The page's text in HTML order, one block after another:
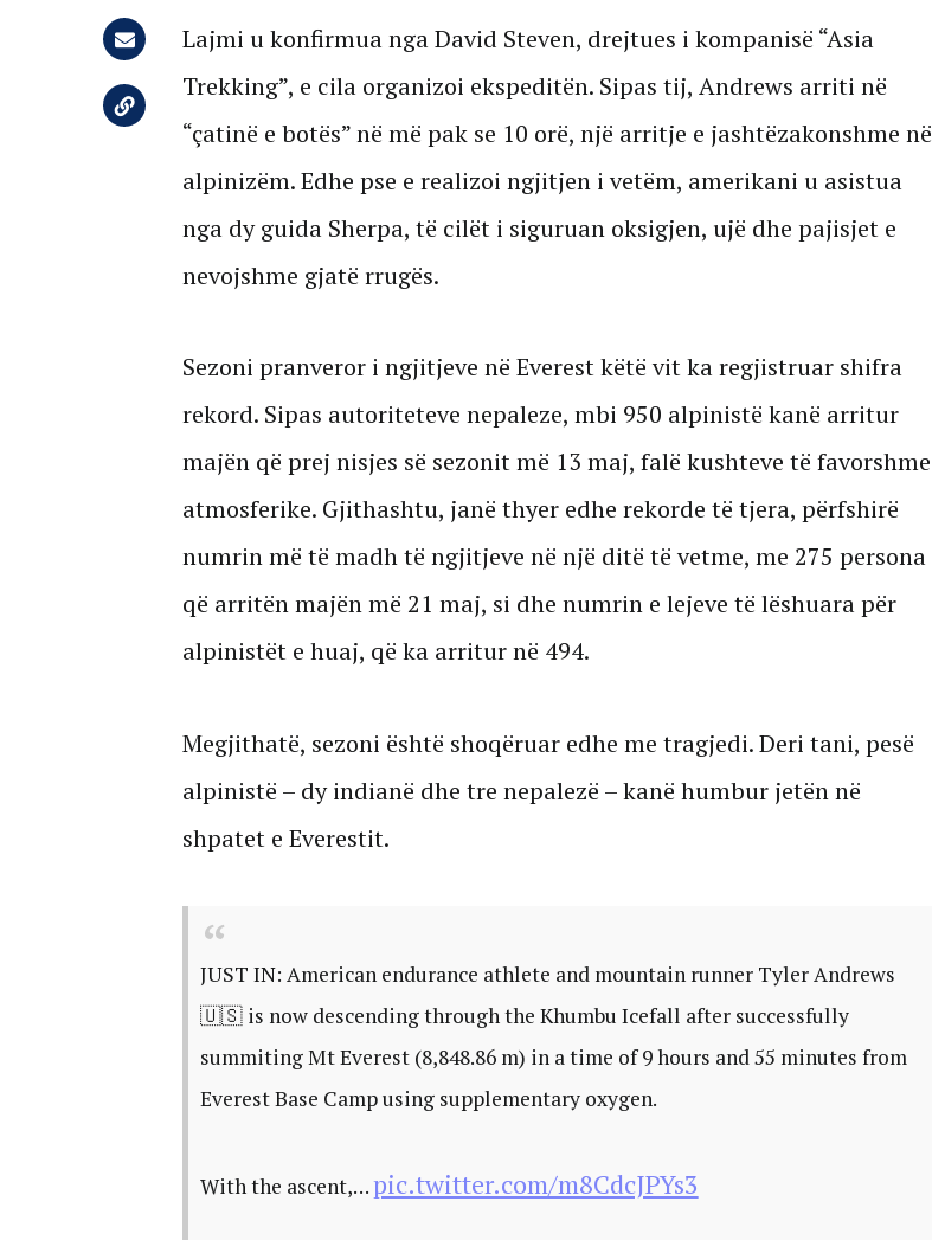
Lajmi u konfirmua nga David Steven, drejtues i kompanisë “Asia
Trekking”, e cila organizoi ekspeditën. Sipas tij, Andrews arriti në
“çatinë e botës” në më pak se 10 orë, një arritje e jashtëzakonshme në
alpinizëm. Edhe pse e realizoi ngjitjen i vetëm, amerikani u asistua
nga dy guida Sherpa, të cilët i siguruan oksigjen, ujë dhe pajisjet e
nevojshme gjatë rrugës.
Sezoni pranveror i ngjitjeve në Everest këtë vit ka regjistruar shifra
rekord. Sipas autoriteteve nepaleze, mbi 950 alpinistë kanë arritur
majën që prej nisjes së sezonit më 13 maj, falë kushteve të favorshme
atmosferike. Gjithashtu, janë thyer edhe rekorde të tjera, përfshirë
numrin më të madh të ngjitjeve në një ditë të vetme, me 275 persona
që arritën majën më 21 maj, si dhe numrin e lejeve të lëshuara për
alpinistët e huaj, që ka arritur në 494.
Megjithatë, sezoni është shoqëruar edhe me tragjedi. Deri tani, pesë
alpinistë – dy indianë dhe tre nepalezë – kanë humbur jetën në
shpatet e Everestit.
JUST IN: American endurance athlete and mountain runner Tyler Andrews
🇺🇸 is now descending through the Khumbu Icefall after successfully
summiting Mt Everest (8,848.86 m) in a time of 9 hours and 55 minutes from
Everest Base Camp using supplementary oxygen.
With the ascent,…pic.twitter.com/m8CdcJPYs3